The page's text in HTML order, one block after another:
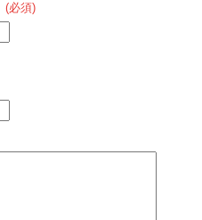
(必須)